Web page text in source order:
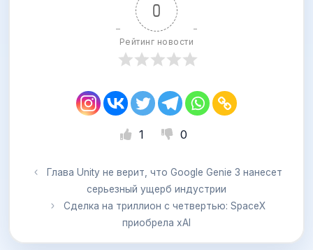
0
Рейтинг новости
1 0
Глава Unity не верит, что Google Genie 3 нанесет
серьезный ущерб индустрии
Сделка на триллион с четвертью: SpaceX
приобрела xAI